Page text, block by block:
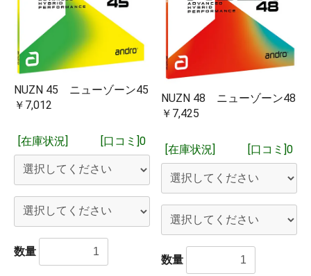
NUZN 45 ニューゾーン45
￥7,012
[在庫状況] [口コミ]0
数量
NUZN 48 ニューゾーン48
￥7,425
[在庫状況] [口コミ]0
数量
「取り寄せ商品（予約注文）」となっているものは3～4営業
日ほどで入荷いたします。問屋に在庫がある場合は1営業日で
入荷するものもございます。
「在庫有り」となっているものは基本的に即日発送となりま
す。複数個ご購入の場合は在庫がない分が取り寄せとなり、
すべての商品が揃った時点でのご発送となります。実店舗や